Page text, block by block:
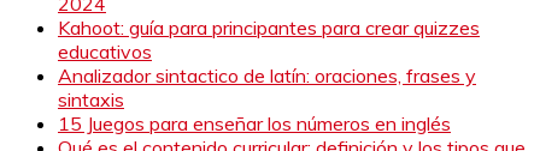
Kahoot: guía para principantes para crear quizzes
educativos
Analizador sintactico de latín: oraciones, frases y
sintaxis
15 Juegos para enseñar los números en inglés